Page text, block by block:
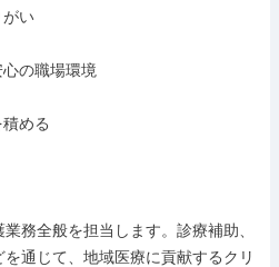
がい
の職場環境
める
務全般を担当します。診療補助、
通じて、地域医療に貢献するクリ